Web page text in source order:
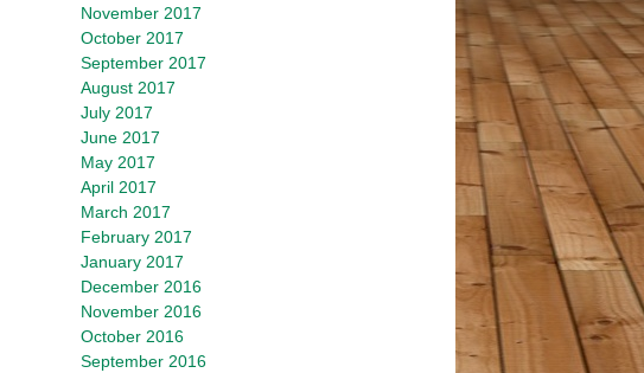
November 2017
October 2017
September 2017
August 2017
July 2017
June 2017
May 2017
April 2017
March 2017
February 2017
January 2017
December 2016
November 2016
October 2016
September 2016